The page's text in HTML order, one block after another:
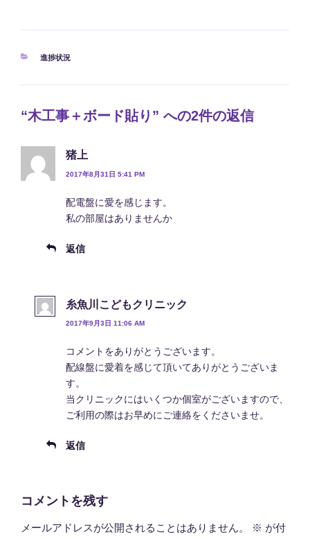
カ
ー
進捗状況
“木工事＋ボード貼り” への2件の返信
猪上
2017年8月31日 5:41 PM
配電盤に愛を感じます。
私の部屋はありませんか
返信
糸魚川こどもクリニック
2017年9月3日 11:06 AM
コメントをありがとうございます。
配線盤に愛着を感じて頂いてありがとうございま
す。
当クリニックにはいくつか個室がございますので、
ご利用の際はお早めにご連絡をくださいませ。
返信
コメントを残す
メールアドレスが公開されることはありません。 ※ が付